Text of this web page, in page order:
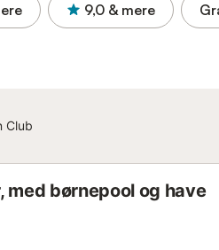
9,0 & mere
Club
med børnepool og have